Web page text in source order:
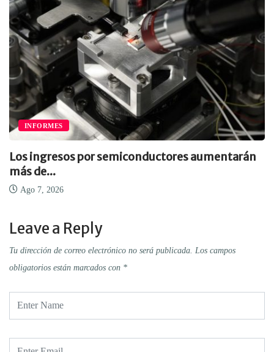
INFORMES
Los ingresos por semiconductores aumentarán
más de...
Ago 7, 2026
Leave a Reply
Tu dirección de correo electrónico no será publicada. Los campos
obligatorios están marcados con *